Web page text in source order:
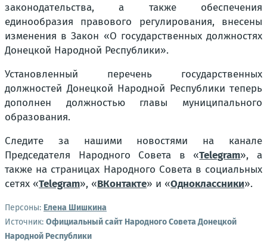
законодательства, а также обеспечения
единообразия правового регулирования, внесены
изменения в Закон «О государственных должностях
Донецкой Народной Республики».
Установленный перечень государственных
должностей Донецкой Народной Республики теперь
дополнен должностью главы муниципального
образования.
Следите за нашими новостями на канале
Председателя Народного Совета в «Telegram», а
также на страницах Народного Совета в социальных
сетях «Telegram», «ВКонтакте» и «Одноклассники».
Персоны: Елена Шишкина
Источник: Официальный сайт Народного Совета Донецкой
Народной Республики